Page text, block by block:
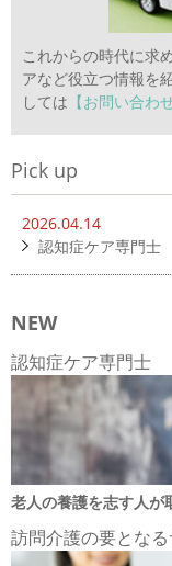
これからの時代に求
アなど役立つ情報を
しては 【お問い合わ
Pick up
2026.04.14
認知症ケア専門士
NEW
認知症ケア専門士
老人の養護を志す人が
訪問介護の要とな